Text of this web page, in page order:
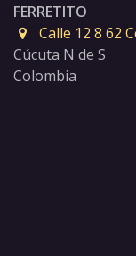
FERRETITO
Calle 12 8 62
Cúcuta N de S
Colombia